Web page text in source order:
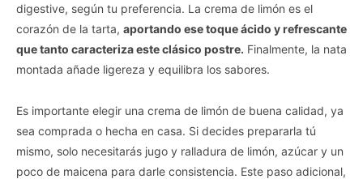
digestive, según tu preferencia. La crema de limón es el
corazón de la tarta, aportando ese toque ácido y refrescante
que tanto caracteriza este clásico postre. Finalmente, la nata
montada añade ligereza y equilibra los sabores.
Es importante elegir una crema de limón de buena calidad, ya
sea comprada o hecha en casa. Si decides prepararla tú
mismo, solo necesitarás jugo y ralladura de limón, azúcar y un
poco de maicena para darle consistencia. Este paso adicional,